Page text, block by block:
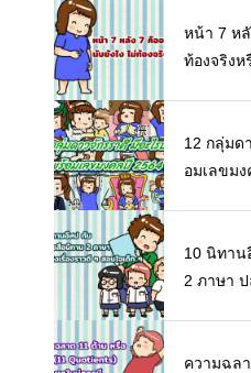
หน้า 7 หลั
ท้องจริงห
12 กลุ่มด
อมเลขม
10 นิทาน
2 ภาษา ป
ความฉล